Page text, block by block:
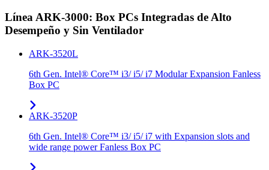
Línea ARK-3000: Box PCs Integradas de Alto
Desempeño y Sin Ventilador
ARK-3520L
6th Gen. Intel® Core™ i3/ i5/ i7 Modular Expansion Fanless
Box PC
ARK-3520P
6th Gen. Intel® Core™ i3/ i5/ i7 with Expansion slots and
wide range power Fanless Box PC